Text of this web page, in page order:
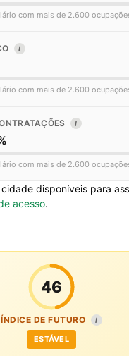
com mais de 2.600
I
com mais de 2.600
I
com mais de 2.600
disponíveis para
acesso.
46
ÍNDICE DE FUTURO I
ESTÁVEL